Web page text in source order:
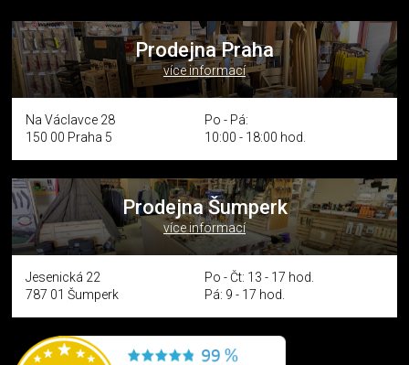
Prodejna Praha
více informací
Na Václavce 28
150 00 Praha 5
Po - Pá:
10:00 - 18:00 hod.
Prodejna Šumperk
více informací
Jesenická 22
787 01 Šumperk
Po - Čt: 13 - 17 hod.
Pá: 9 - 17 hod.